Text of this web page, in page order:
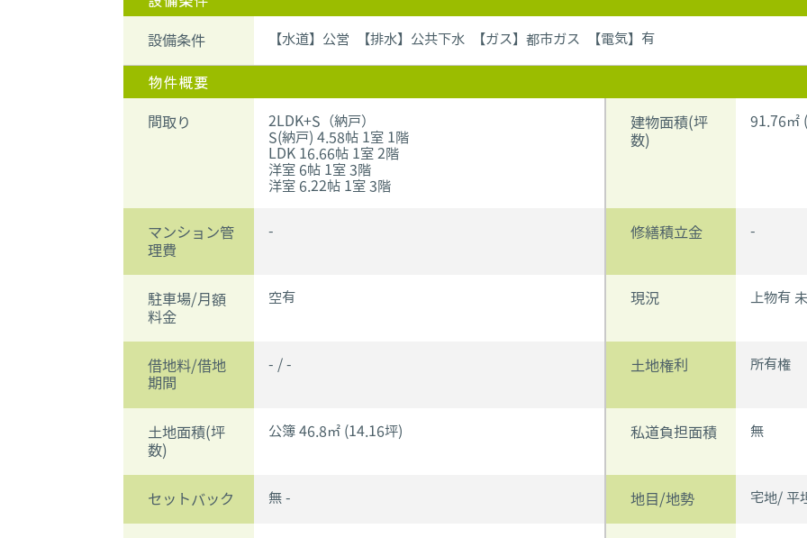
設備条件 【水道】公営 【排水】公共下水 【ガス】都市ガス 【電気】有
物件概要
間取り
2LDK+S（納戸）
S(納戸) 4.58帖 1室 1階
LDK 16.66帖 1室 2階
洋室 6帖 1室 3階
洋室 6.22帖 1室 3階
建物面積(坪
数)
91.76㎡
マンション管
理費
- 修繕積立金 -
駐車場/月額
料金
空有 現況 上物有
借地料/借地
期間
- / - 土地権利 所有権
土地面積(坪
数)
公簿 46.8㎡ (14.16坪) 私道負担面積 無
セットバック 無 - 地目/地勢 宅地/ 平